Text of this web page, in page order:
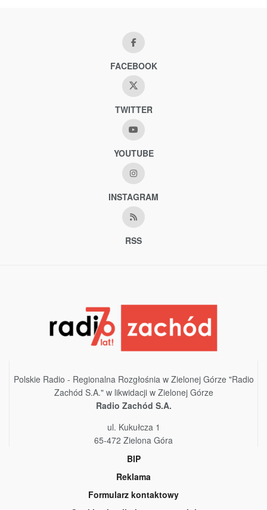
FACEBOOK
TWITTER
YOUTUBE
INSTAGRAM
RSS
Polskie Radio - Regionalna Rozgłośnia w Zielonej Górze "Radio
Zachód S.A." w likwidacji w Zielonej Górze
Radio Zachód S.A.
ul. Kukułcza 1
65-472 Zielona Góra
BIP
Reklama
Formularz kontaktowy